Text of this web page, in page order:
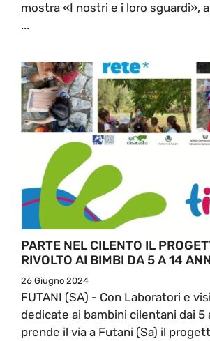
mostra «I nostri e i loro sguardi»,
...
PARTE NEL CILENTO IL
RIVOLTO AI BIMBI DA 5 A 14
26 Giugno 2024
FUTANI (SA) - Con Laboratori e
dedicate ai bambini cilentani dai 5
prende il via a Futani (Sa) il